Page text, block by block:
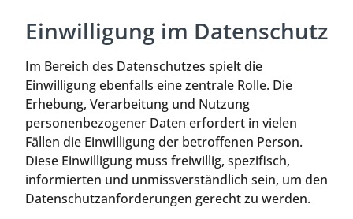
Einwilligung im Datenschutz
Im Bereich des Datenschutzes spielt die
Einwilligung ebenfalls eine zentrale Rolle. Die
Erhebung, Verarbeitung und Nutzung
personenbezogener Daten erfordert in vielen
Fällen die Einwilligung der betroffenen Person.
Diese Einwilligung muss freiwillig, spezifisch,
informierten und unmissverständlich sein, um den
Datenschutzanforderungen gerecht zu werden.